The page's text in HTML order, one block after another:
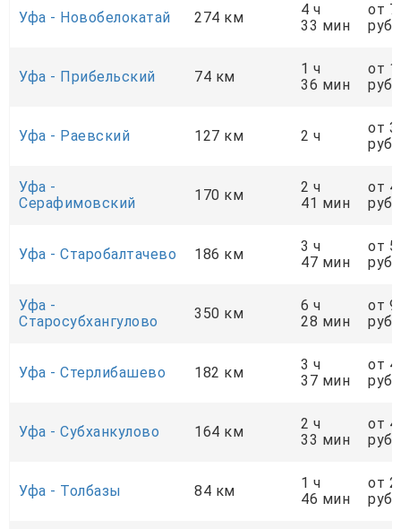
Уфа - Новобелокатай 274 км
4 ч
33 мин
от
руб.
Уфа - Прибельский 74 км
1 ч
36 мин
от
руб.
Уфа - Раевский 127 км 2 ч
от
руб.
Уфа -
Серафимовский
170 км
2 ч
41 мин
от
руб.
Уфа - Старобалтачево 186 км
3 ч
47 мин
от
руб.
Уфа -
Старосубхангулово
350 км
6 ч
28 мин
от
руб.
Уфа - Стерлибашево 182 км
3 ч
37 мин
от
руб.
Уфа - Субханкулово 164 км
2 ч
33 мин
от
руб.
Уфа - Толбазы 84 км
1 ч
46 мин
от
руб.